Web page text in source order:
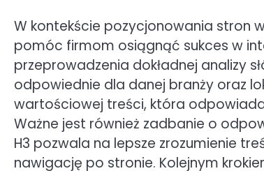
W kontekście pozycjonowania stron
pomóc firmom osiągnąć sukces w
przeprowadzenia dokładnej analizy
odpowiednie dla danej branży oraz
wartościowej treści, która
Ważne jest również zadbanie o
H3 pozwala na lepsze zrozumienie
nawigację po stronie. Kolejnym